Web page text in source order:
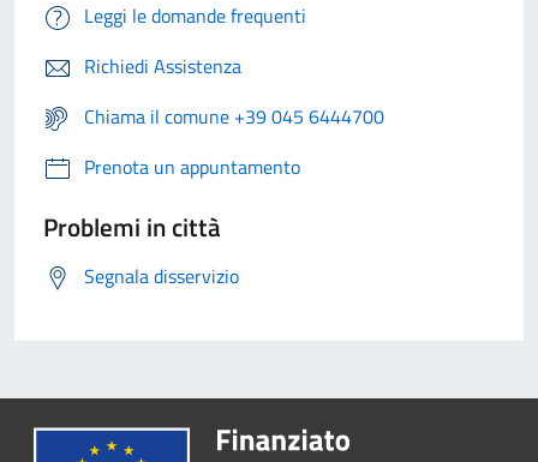
Leggi le domande frequenti
Richiedi Assistenza
Chiama il comune +39 045 6444700
Prenota un appuntamento
Problemi in città
Segnala disservizio